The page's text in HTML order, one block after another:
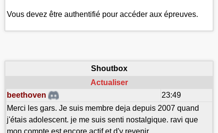
Vous devez être authentifié pour accéder aux épreuves.
Shoutbox
Actualiser
beethoven
23:49
Merci les gars. Je suis membre deja depuis 2007 quand
j'étais adolescent. je me suis senti nostalgique. ravi que
mon compte est encore actif et d'y revenir